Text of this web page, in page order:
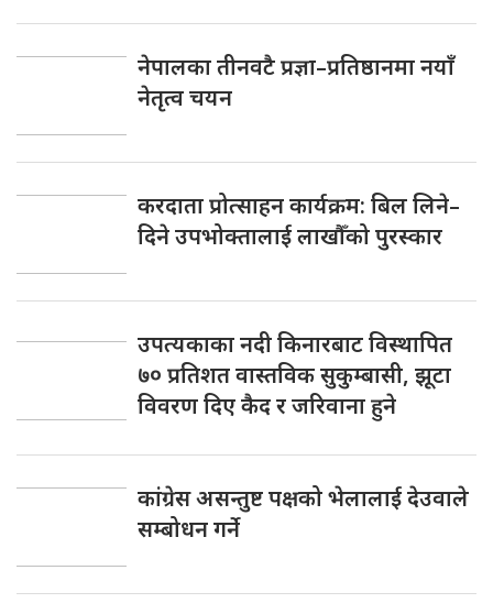
नेपालका तीनवटै प्रज्ञा–प्रतिष्ठानमा नयाँ
नेतृत्व चयन
करदाता प्रोत्साहन कार्यक्रम: बिल लिने–
दिने उपभोक्तालाई लाखौँको पुरस्कार
उपत्यकाका नदी किनारबाट विस्थापित
७० प्रतिशत वास्तविक सुकुम्बासी, झूटा
विवरण दिए कैद र जरिवाना हुने
कांग्रेस असन्तुष्ट पक्षको भेलालाई देउवाले
सम्बोधन गर्ने